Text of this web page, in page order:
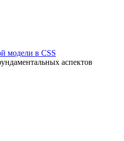
модели в CSS
аспектов